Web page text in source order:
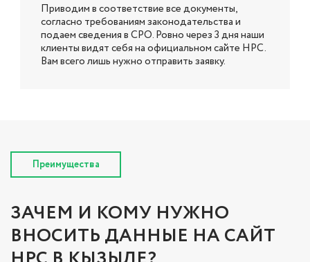
Приводим в соответствие все документы,
согласно требованиям законодательства и
подаем сведения в СРО. Ровно через 3 дня наши
клиенты видят себя на официальном сайте НРС.
Вам всего лишь нужно отправить заявку.
Преимущества
ЗАЧЕМ И КОМУ НУЖНО
ВНОСИТЬ ДАННЫЕ НА САЙТ